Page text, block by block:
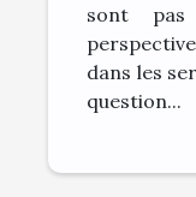
sont
dans les
question...